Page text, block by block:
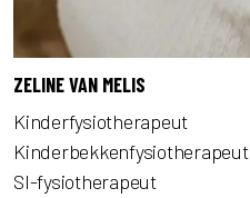
ZELINE VAN MELIS
Kinderfysiotherapeut
Kinderbekkenfysiotherapeut
SI-fysiotherapeut